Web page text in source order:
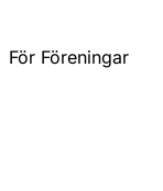
För Föreningar